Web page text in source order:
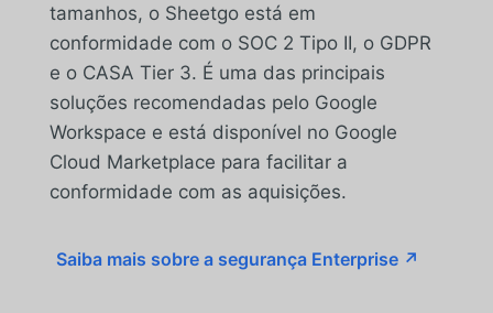
tamanhos, o Sheetgo está em
conformidade com o SOC 2 Tipo II, o GDPR
e o CASA Tier 3. É uma das principais
soluções recomendadas pelo Google
Workspace e está disponível no Google
Cloud Marketplace para facilitar a
conformidade com as aquisições.
Saiba mais sobre a segurança Enterprise ↗